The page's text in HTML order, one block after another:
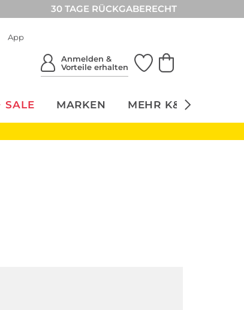
30 TAGE RÜCKGABERECHT
App
Anmelden &
Vorteile erhalten
SALE MARKEN MEHR K&Ö